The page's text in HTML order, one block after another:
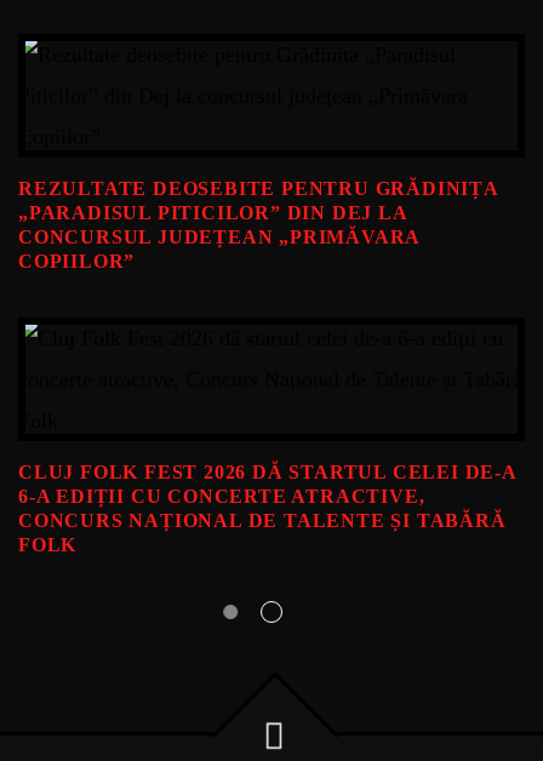
REZULTATE DEOSEBITE PENTRU GRĂDINIȚA
„PARADISUL PITICILOR” DIN DEJ LA
CONCURSUL JUDEȚEAN „PRIMĂVARA
COPIILOR”
CLUJ FOLK FEST 2026 DĂ STARTUL CELEI DE-A
6-A EDIȚII CU CONCERTE ATRACTIVE,
CONCURS NAȚIONAL DE TALENTE ȘI TABĂRĂ
FOLK